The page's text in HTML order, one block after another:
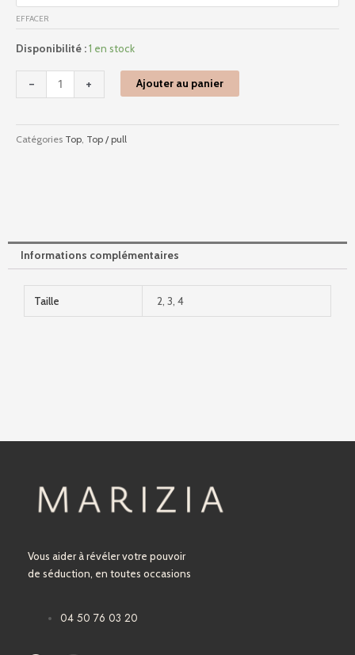
EFFACER
Disponibilité :1 en stock
-
-
Pe2023
-
+ Ajouter au panier
Catégories Top Top / pull
Informations complémentaires
Taille 2, 3, 4
Vous aider à révéler votre pouvoir
de séduction, en toutes occasions
04 50 76 03 20